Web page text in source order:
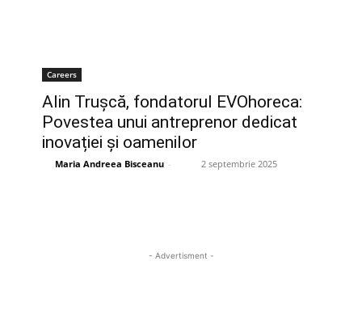
Careers
Alin Trușcă, fondatorul EVOhoreca:
Povestea unui antreprenor dedicat
inovației și oamenilor
Maria Andreea Bisceanu - 2 septembrie 2025
- Advertisment -